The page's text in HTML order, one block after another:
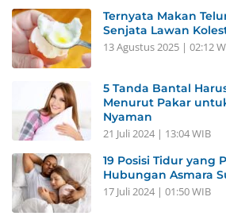
Ternyata Makan
Senjata Lawan
13 Agustus 2025 | 02:12
5 Tanda Bantal
Menurut Pakar
Nyaman
21 Juli 2024 | 13:04 WIB
19 Posisi Tidur yang
Hubungan Asmara
17 Juli 2024 | 01:50 WIB